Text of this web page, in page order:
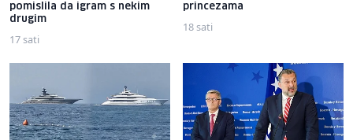
pomislila da igram s nekim
drugim
17 sati
princezama
18 sati